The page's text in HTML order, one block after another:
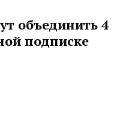
объединить 4
подписке